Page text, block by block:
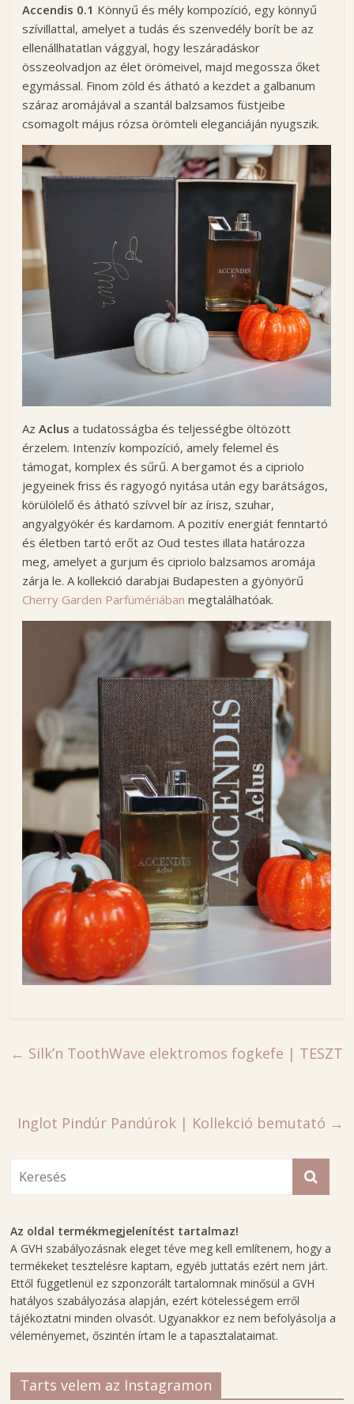
Accendis 0.1 Könnyű és mély kompozíció, egy könnyű
szívillattal, amelyet a tudás és szenvedély borít be az
ellenállhatatlan vággyal, hogy leszáradáskor
összeolvadjon az élet örömeivel, majd megossza őket
egymással. Finom zöld és átható a kezdet a galbanum
száraz aromájával a szantál balzsamos füstjeibe
csomagolt május rózsa örömteli eleganciáján nyugszik.
AzAclus a tudatosságba és teljességbe öltözött
érzelem. Intenzív kompozíció, amely felemel és
támogat, komplex és sűrű. A bergamot és a cipriolo
jegyeinek friss és ragyogó nyitása után egy barátságos,
körülölelő és átható szívvel bír az írisz, szuhar,
angyalgyökér és kardamom. A pozitív energiát fenntartó
és életben tartó erőt az Oud testes illata határozza
meg, amelyet a gurjum és cipriolo balzsamos aromája
zárja le. A kollekció darabjai Budapesten a gyönyörű
Cherry Garden Parfümériában megtalálhatóak.
← Silk’n ToothWave elektromos fogkefe | TESZT
Inglot Pindúr Pandúrok | Kollekció bemutató →
Az oldal termékmegjelenítést tartalmaz!
A GVH szabályozásnak eleget téve meg kell említenem, hogy a
termékeket tesztelésre kaptam, egyéb juttatás ezért nem járt.
Ettől függetlenül ez szponzorált tartalomnak minősül a GVH
hatályos szabályozása alapján, ezért kötelességem erről
tájékoztatni minden olvasót. Ugyanakkor ez nem befolyásolja a
véleményemet, őszintén írtam le a tapasztalataimat.
Tarts velem az Instagramon